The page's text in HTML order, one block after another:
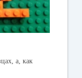
а, как